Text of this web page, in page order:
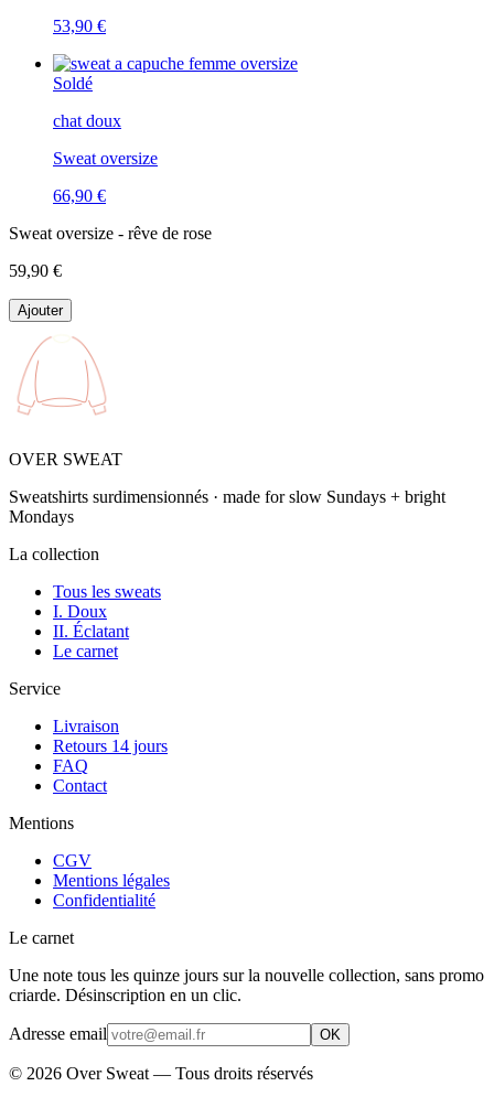
53,90 €
Soldé
chat doux
Sweat oversize
66,90 €
Sweat oversize - rêve de rose
59,90 €
Ajouter
OVER SWEAT
Sweatshirts surdimensionnés · made for slow Sundays + bright
Mondays
La collection
Tous les sweats
I. Doux
II. Éclatant
Le carnet
Service
Livraison
Retours 14 jours
FAQ
Contact
Mentions
CGV
Mentions légales
Confidentialité
Le carnet
Une note tous les quinze jours sur la nouvelle collection, sans promo
criarde. Désinscription en un clic.
Adresse email OK
© 2026 Over Sweat — Tous droits réservés